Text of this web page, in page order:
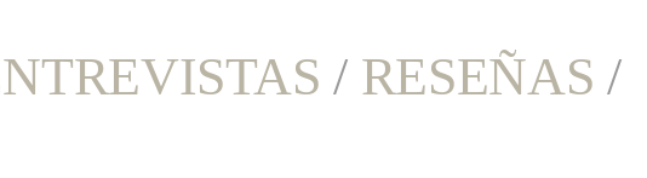
/ RESEÑAS /